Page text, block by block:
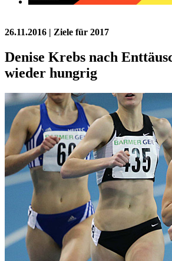
26.11.2016 | Ziele für 2017
Denise Krebs nach
wieder hungrig